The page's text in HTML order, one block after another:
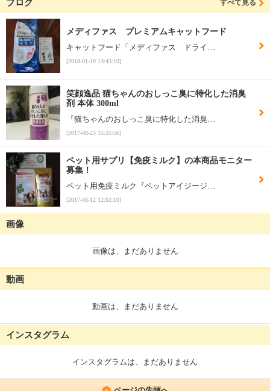
ブログ すべて見る
メディファス プレミアムキャットフード
キャットフード「メディファス ドライ…
[2018-01-10 13:43:10]
笑顔逸品 猫ちゃんのおしっこ臭に特化した消臭
剤 本体 300ml
『猫ちゃんのおしっこ臭に特化した消臭…
[2017-08-23 15:25:56]
ペット用サプリ【免疫ミルク】の本商品モニター
募集！
ペット用免疫ミルク『ペットアイジージ…
[2017-08-12 12:02:10]
画像
画像は、まだありません
動画
動画は、まだありません
インスタグラム
インスタグラムは、まだありません